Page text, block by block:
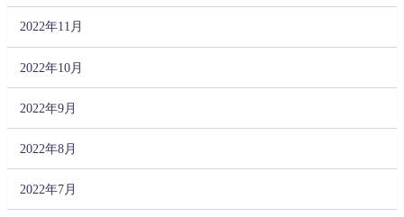
2022年11月
2022年10月
2022年9月
2022年8月
2022年7月